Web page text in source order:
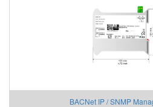
BACNet IP / SNMP